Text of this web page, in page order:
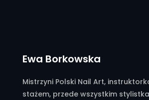
Ewa Borkowska
Mistrzyni Polski Nail Art,
stażem, przede wszystkim